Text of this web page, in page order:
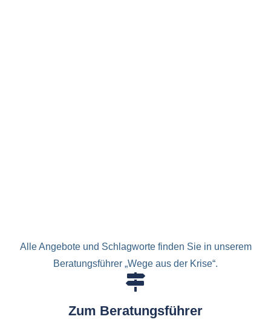
Alle Angebote und Schlagworte finden Sie in unserem
Beratungsführer „Wege aus der Krise“.
Zum Beratungsführer